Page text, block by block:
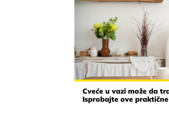
Cveće u vazi može da
Isprobajte ove